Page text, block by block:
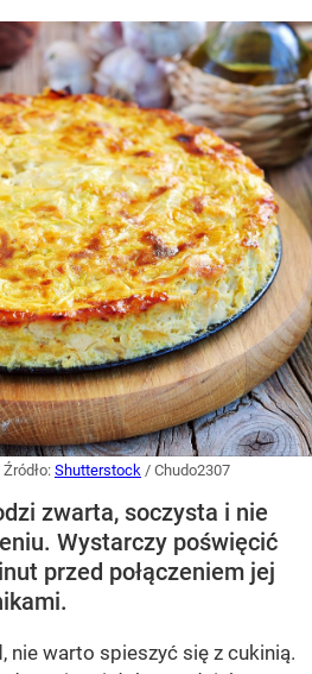
Źródło: Shutterstock / Chudo2307
zwarta, soczysta i nie
Wystarczy poświęcić
przed połączeniem jej
nie warto spieszyć się z cukinią.